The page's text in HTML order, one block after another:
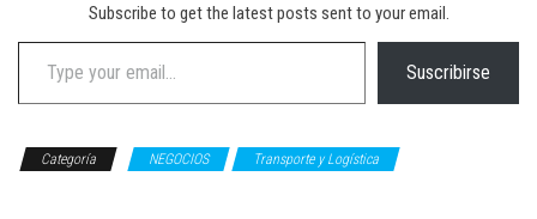
Subscribe to get the latest posts sent to your email.
Type your email…
Suscribirse
Categoría NEGOCIOS Transporte y Logística